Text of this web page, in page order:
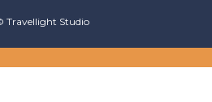
Travellight Studio